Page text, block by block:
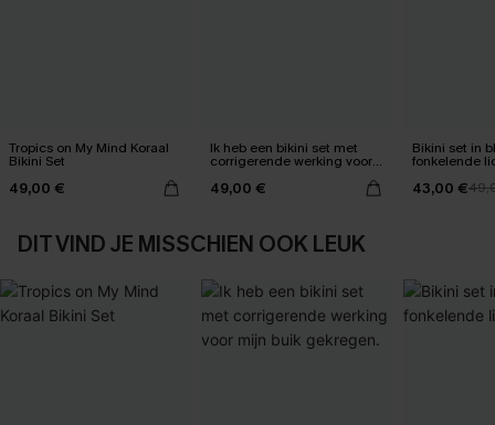
Tropics on My Mind Koraal
Bikini Set
49,00 €
Ik heb een bikini set met
corrigerende werking voor
49,00 €
Bikini set in
fonkelende
43,00 €
DIT VIND JE MISSCHIEN OOK LEUK